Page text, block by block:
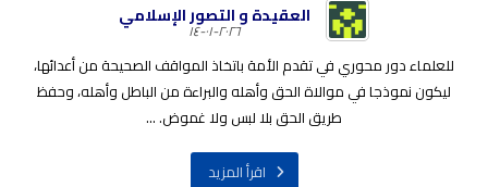
العقيدة و التصور الإسلامي
٢٠٢٦-٠١-١٤
للعلماء دور محوري في تقدم الأمة باتخاذ المواقف الصحيحة من أعدائها،
ليكون نموذجا في موالاة الحق وأهله والبراءة من الباطل وأهله، وحفظ
طريق الحق بلا لبس ولا غموض. ...
اقرأ المزيد